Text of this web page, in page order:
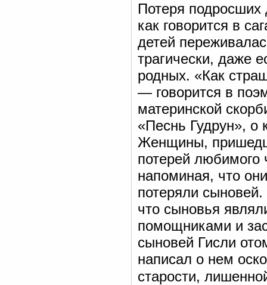
Потеря подросших
как говорится в
детей
трагически, даже
родных. «Как
— говорится в
материнской
«Песнь Гудрун», о
Женщины,
потерей любимого
напоминая, что
потеряли
что сыновья
помощниками и
сыновей Гисли
написал о нем
старости,